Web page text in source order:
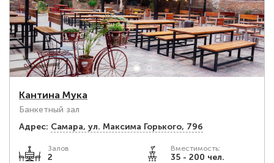
Кантина Мука
Банкетный зал
Адрес: Самара, ул. Максима Горького, 79б
Залов
2
Вместимость:
35 - 200 чел.